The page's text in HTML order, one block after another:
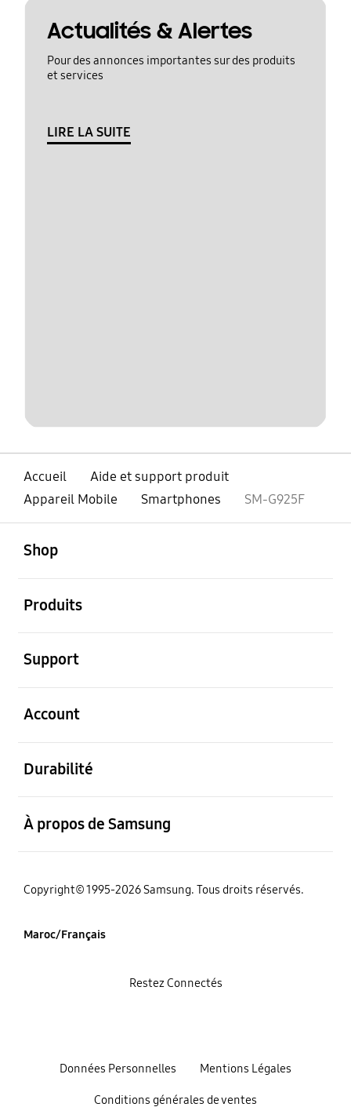
Actualités & Alertes
Pour des annonces importantes sur des produits
et services
LIRE LA SUITE
Accueil
Aide et support produit
Appareil Mobile
Smartphones SM-G925F
Shop
Produits
Support
Account
Durabilité
À propos de Samsung
Copyright© 1995-2026 Samsung. Tous droits réservés.
Maroc/Français
Données Personnelles Mentions Légales
Conditions générales de ventes
Restez Connectés